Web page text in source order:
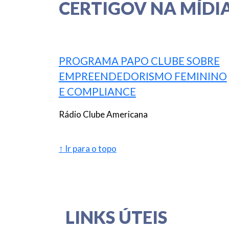
CERTIGOV NA
PROGRAMA PAPO CLUBE SOBRE
EMPREENDEDORISMO FEMININO
E COMPLIANCE
Rádio Clube Americana
↑ Ir para o topo
LINKS ÚTEIS